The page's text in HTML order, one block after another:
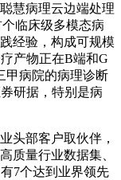
慧病理云边端处理
临床级多模态病
经验，构成可规模
产物正在B端和G
甲病院的病理诊断
研据，特别是病
部客户取伙伴，
质量行业数据集、
7个达到业界领先